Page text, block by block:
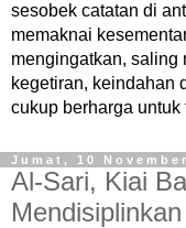
sesobek catatan di
memaknai
mengingatkan, saling
kegetiran, keindahan
cukup berharga
Jumat, 10
Al-Sari, Kiai